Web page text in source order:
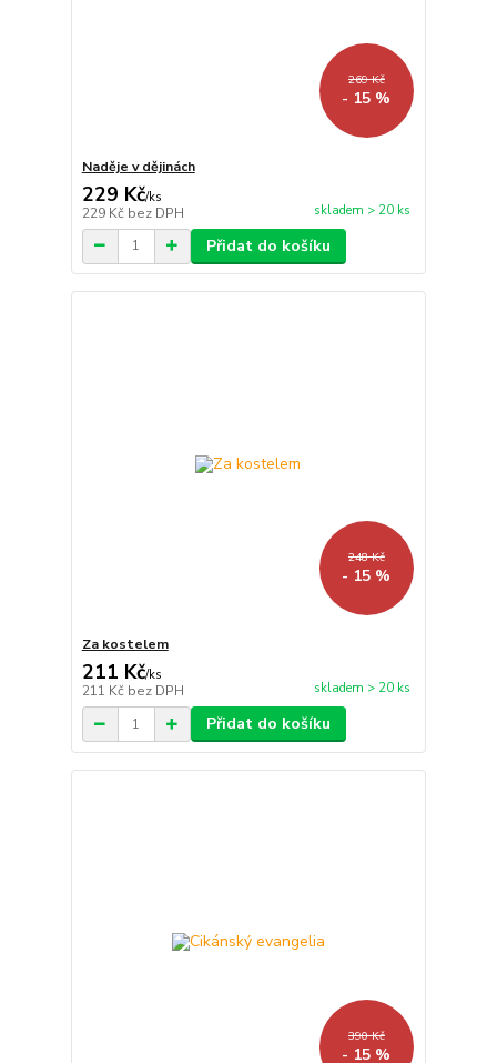
269 Kč
- 15 %
Naděje v dějinách
229 Kč/ks
229 Kč bez DPH skladem > 20 ks
Přidat do košíku
248 Kč
- 15 %
Za kostelem
211 Kč/ks
211 Kč bez DPH skladem > 20 ks
Přidat do košíku
390 Kč
- 15 %